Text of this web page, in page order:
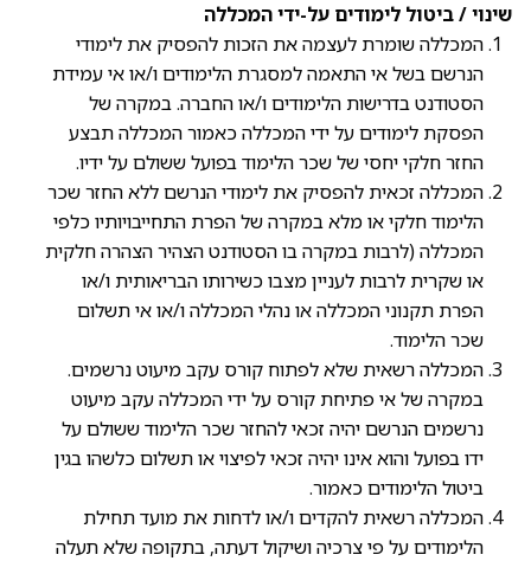
שינוי / ביטול לימודים על-ידי המכללה
המכללה שומרת לעצמה את הזכות להפסיק את לימודי
הנרשם בשל אי התאמה למסגרת הלימודים ו/או אי עמידת
הסטודנט בדרישות הלימודים ו/או החברה. במקרה של
הפסקת לימודים על ידי המכללה כאמור המכללה תבצע
החזר חלקי יחסי של שכר הלימוד בפועל ששולם על ידיו.
המכללה זכאית להפסיק את לימודי הנרשם ללא החזר שכר
הלימוד חלקי או מלא במקרה של הפרת התחייבויותיו כלפי
המכללה (לרבות במקרה בו הסטודנט הצהיר הצהרה חלקית
או שקרית לרבות לעניין מצבו כשירותו הבריאותית ו/או
הפרת תקנוני המכללה או נהלי המכללה ו/או אי תשלום
שכר הלימוד.
המכללה רשאית שלא לפתוח קורס עקב מיעוט נרשמים.
במקרה של אי פתיחת קורס על ידי המכללה עקב מיעוט
נרשמים הנרשם יהיה זכאי להחזר שכר הלימוד ששולם על
ידו בפועל והוא אינו יהיה זכאי לפיצוי או תשלום כלשהו בגין
ביטול הלימודים כאמור.
המכללה רשאית להקדים ו/או לדחות את מועד תחילת
הלימודים על פי צרכיה ושיקול דעתה, בתקופה שלא תעלה